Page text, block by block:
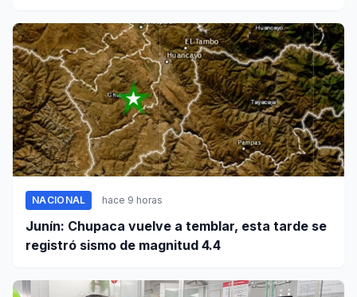
NACIONAL hace 9 horas
Junín: Chupaca vuelve a temblar, esta tarde se
registró sismo de magnitud 4.4